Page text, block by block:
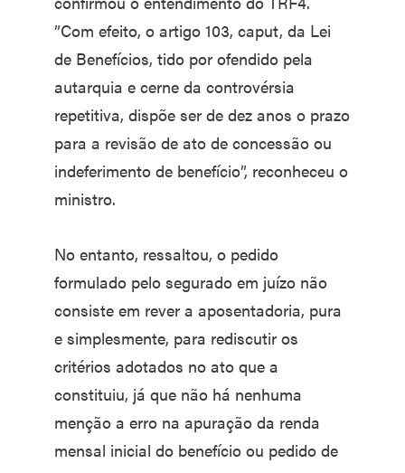
”Com efeito, o artigo 103, caput, da Lei
de Benefícios, tido por ofendido pela
autarquia e cerne da controvérsia
repetitiva, dispõe ser de dez anos o prazo
para a revisão de ato de concessão ou
indeferimento de benefício”, reconheceu o
ministro.
No entanto, ressaltou, o pedido
formulado pelo segurado em juízo não
consiste em rever a aposentadoria, pura
e simplesmente, para rediscutir os
critérios adotados no ato que a
constituiu, já que não há nenhuma
menção a erro na apuração da renda
mensal inicial do benefício ou pedido de